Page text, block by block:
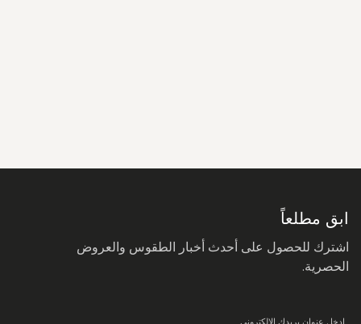
ابق مطلعاً
اشترك للحصول على أحدث أخبار الطقوس والعروض
الحصرية.